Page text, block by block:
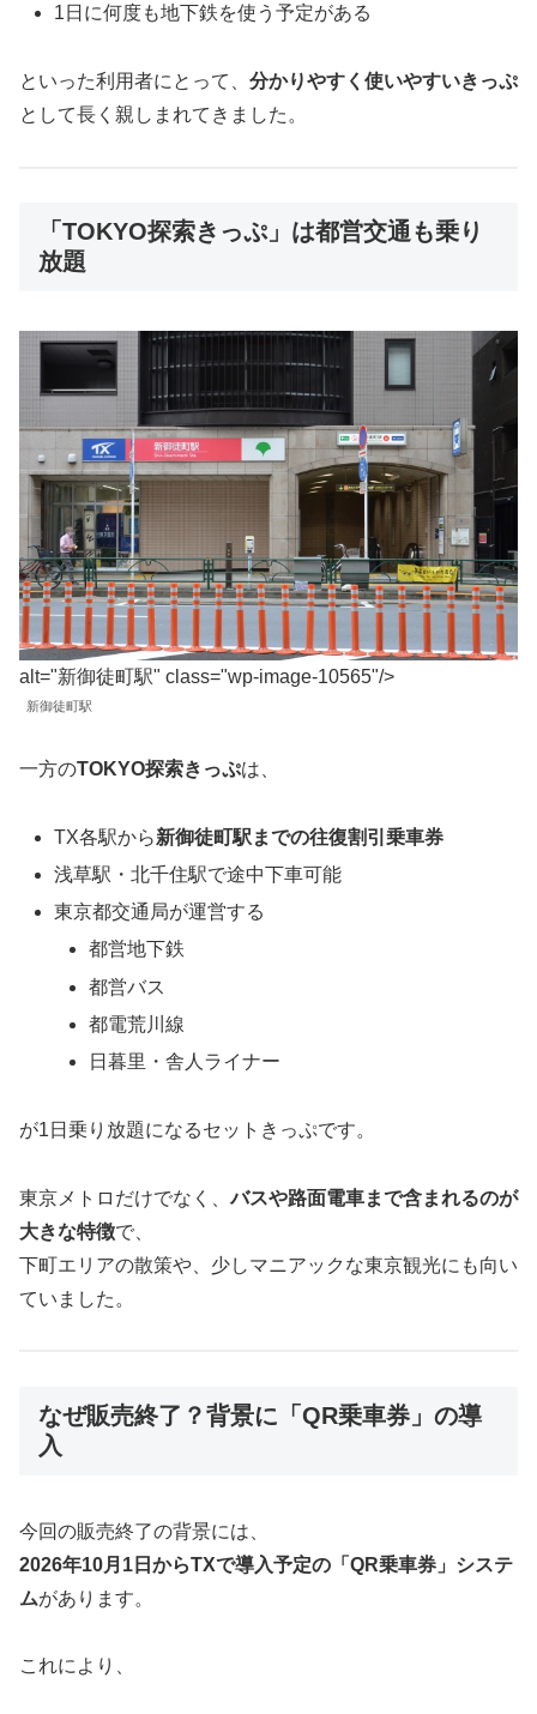
1日に何度も地下鉄を使う予定がある
といった利用者にとって、 分かりやすく使いやすいきっぷ
として長く親しまれてきました。
「TOKYO探索きっぷ」は都営交通も乗り
放題
alt="新御徒町駅" class="wp-image-10565"/>
新御徒町駅
一方のTOKYO探索きっぷは、
TX各駅から新御徒町駅までの往復割引乗車券
浅草駅・北千住駅で途中下車可能
東京都交通局が運営する
都営地下鉄
都営バス
都電荒川線
日暮里・舎人ライナー
が1日乗り放題になるセットきっぷです。
東京メトロだけでなく、バスや路面電車まで含まれるのが
大きな特徴で、
下町エリアの散策や、少しマニアックな東京観光にも向い
ていました。
なぜ販売終了？背景に「QR乗車券」の導
入
今回の販売終了の背景には、
2026年10月1日からTXで導入予定の「QR乗車券」システ
ムがあります。
これにより、